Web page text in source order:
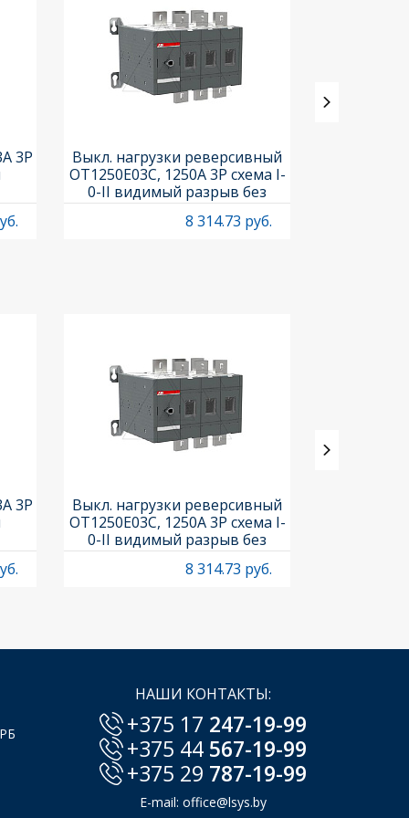
3P
Выкл. нагрузки реверсивный
OT1250E03C, 1250A 3P схема I-
0-II видимый разрыв без
рукоятки
8 314.73 руб.
3P
Выкл. нагрузки реверсивный
OT1250E03C, 1250A 3P схема I-
0-II видимый разрыв без
рукоятки
8 314.73 руб.
НАШИ КОНТАКТЫ:
+375 17 247-19-99
+375 44 567-19-99
+375 29 787-19-99
E-mail: office@lsys.by